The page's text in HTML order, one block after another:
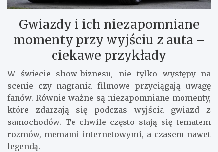
Gwiazdy i ich niezapomniane
momenty przy wyjściu z auta –
ciekawe przykłady
W świecie show-biznesu, nie tylko występy na
scenie czy nagrania filmowe przyciągają uwagę
fanów. Równie ważne są niezapomniane momenty,
które zdarzają się podczas wyjścia gwiazd z
samochodów. Te chwile często stają się tematem
rozmów, memami internetowymi, a czasem nawet
legendą.